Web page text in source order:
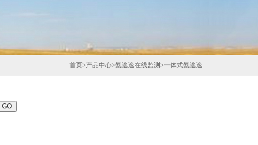
首页>产品中心>氨逃逸在线监测 >一体式氨逃逸